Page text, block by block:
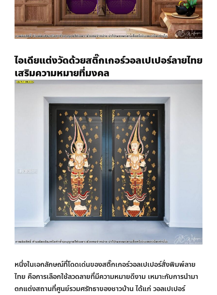
ไอเดียแต่งวัดด้วยสติ๊กเกอร์วอลเปเปอร์ลายไทย
เสริมความหมายที่มงคล
หนึ่งในเอกลักษณ์ที่โดดเด่นของสติ๊กเกอร์วอลเปเปอร์สั่งพิมพ์ลาย
ไทย คือการเลือกใช้ลวดลายที่มีความหมายดีงาม เหมาะกับการนำมา
ตกแต่งสถานที่ศูนย์รวมศรัทธาของชาวบ้าน ได้แก่ วอลเปเปอร์